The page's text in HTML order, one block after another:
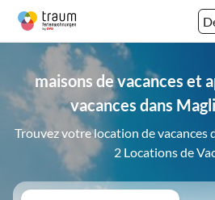
maisons de vacances et
vacances dans
Trouvez votre location de vacances
2 Locations de